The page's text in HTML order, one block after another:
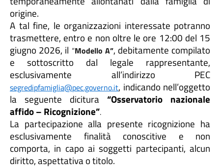
origine.
A tal fine, le organizzazioni interessate potranno
trasmettere, entro e non oltre le ore 12:00 del 15
giugno 2026, il “Modello A”, debitamente compilato
e sottoscritto dal legale rappresentante,
esclusivamente all’indirizzo PEC
segredipfamiglia@pec.governo.it, indicando nell’oggetto
la seguente dicitura “Osservatorio nazionale
affido – Ricognizione”.
La partecipazione alla presente ricognizione ha
esclusivamente finalità conoscitive e non
comporta, in capo ai soggetti partecipanti, alcun
diritto, aspettativa o titolo.